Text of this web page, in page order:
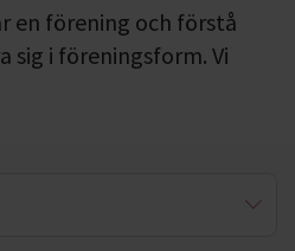
en förening och förstå
sig i föreningsform. Vi